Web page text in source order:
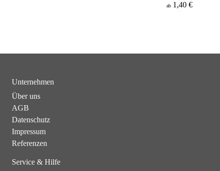
ab 1,40 €
Unternehmen
Über uns
AGB
Datenschutz
Impressum
Referenzen
Service & Hilfe